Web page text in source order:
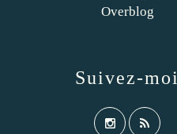
Overblog
Suivez-moi